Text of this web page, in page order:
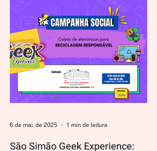
para a História de São Simão, escrita por
Fausto Pires de Oliveira, tornou-se um
marco documental para a preservação da
memória e identidade do nosso município.
Em 2025, celebramos os 50 anos da
primeira edição desse livro tão
significativo. A família do autor, sensível ao
valor cultural da obra, gentilmente cedeu
os direitos autorais à FUNCUS —
Fundação Cultural Simonense — o que
São Simão Geek Experience:
6 de mai. de 2025 1 min de leitura